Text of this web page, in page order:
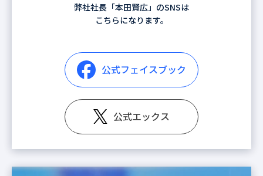
弊社社長「本田賢広」のSNSは
こちらになります。
公式フェイスブック
公式エックス